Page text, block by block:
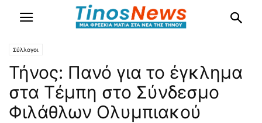
Σύλλογοι
Τήνος: Πανό για το έγκλημα
στα Τέμπη στο Σύνδεσμο
Φιλάθλων Ολυμπιακού